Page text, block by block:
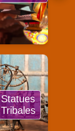
Statues
Tribales